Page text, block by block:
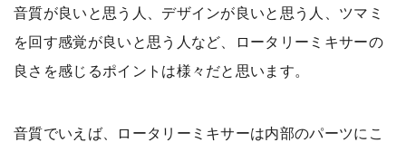
音質が良いと思う人、デザインが良いと思う人、ツマミ
を回す感覚が良いと思う人など、ロータリーミキサーの
良さを感じるポイントは様々だと思います。
音質でいえば、ロータリーミキサーは内部のパーツにこ